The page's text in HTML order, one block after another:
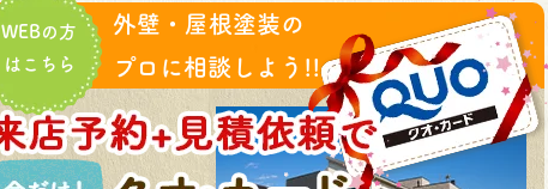
WEBの方
はこちら
外壁・屋根塗装の
プロに相談しよう!!